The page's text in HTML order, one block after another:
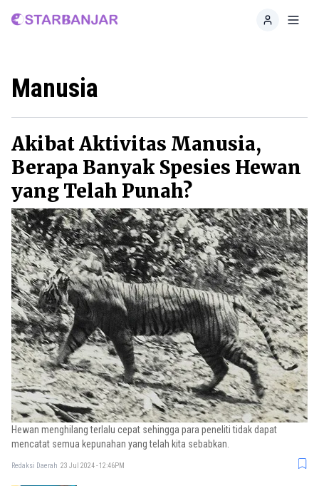
Home
Manusia
Akibat Aktivitas Manusia,
Berapa Banyak Spesies Hewan
yang Telah Punah?
Hewan menghilang terlalu cepat sehingga para peneliti tidak dapat
mencatat semua kepunahan yang telah kita sebabkan.
Redaksi Daerah 23 Jul 2024 - 12:46PM